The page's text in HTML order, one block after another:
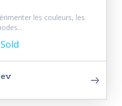
les couleurs, les
Sold